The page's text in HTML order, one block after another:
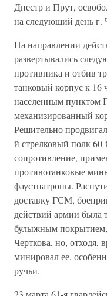
Днестр и Прут,
на следующий день г.
На направлении
развертывались
противника и отбив
танковый корпус к 16
населенным пунктом
механизированный
Решительно
й стрелковый полк
сопротивление,
противотанковые
фаустпатроны.
доставку ГСМ,
действий армии была
булыжным
Черткова, но, отходя,
минировал ее,
ручьи.